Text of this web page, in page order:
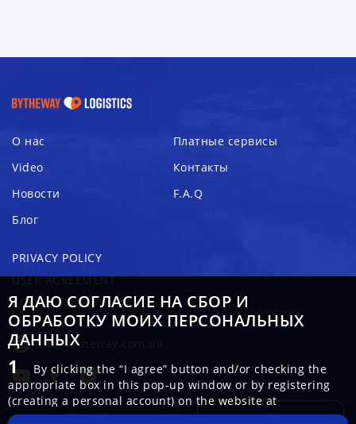
Создать объявление
О нас
Платные сервисы
Video
Контакты
Новости
F.A.Q
Блог
info@bytheway.com.ua
Copyright - ByTheWayLogistics 2024
PRIVACY POLICY
USER AGREEMENT
COOKIE POLICY
Я ДАЮ СОГЛАСИЕ НА СБОР И
ОБРАБОТКУ МОИХ ПЕРСОНАЛЬНЫХ
ДАННЫХ
By clicking the “I agree” button and/or checking the
appropriate box in this pop-up window or by registering
(creating a personal account) on the website at
https://bytheway.com.ua/(hereinafter referred to as the